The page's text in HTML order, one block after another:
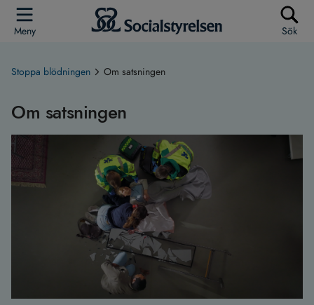
Meny Sök
Stoppa blödningen Om satsningen
Om satsningen